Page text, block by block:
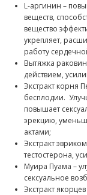
L-аргинин –
веществ,
вещество
укрепляет,
работу
Вытяжка
действием,
Экстракт корня
бесплодии.
повышает
эрекцию,
актами;
Экстракт
тестостерона,
Муира Пуама –
сексуальное
Экстракт